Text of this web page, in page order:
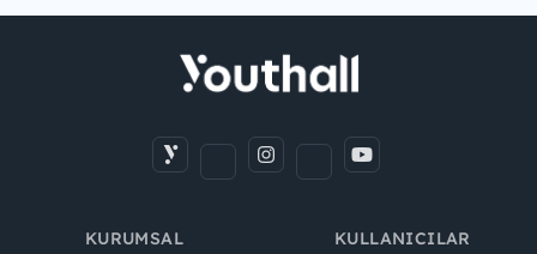
KURUMSAL KULLANICILAR